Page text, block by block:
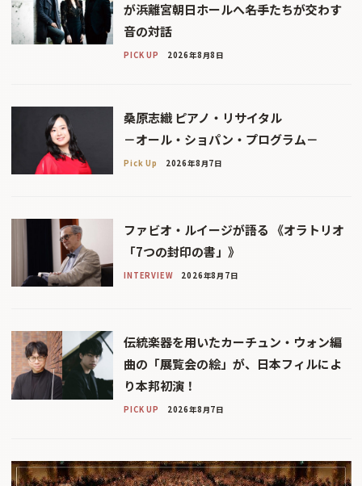
が浜離宮朝日ホールへ――名手たちが交わす
音の対話
PICK UP 2026年8月8日
桑原志織 ピアノ・リサイタル
－オール・ショパン・プログラム－
Pick Up 2026年8月7日
ファビオ・ルイージが語る 《オラトリオ
「7つの封印の書」》
INTERVIEW 2026年8月7日
伝統楽器を用いたカーチュン・ウォン編
曲の「展覧会の絵」が、日本フィルによ
り本邦初演！
PICK UP 2026年8月7日